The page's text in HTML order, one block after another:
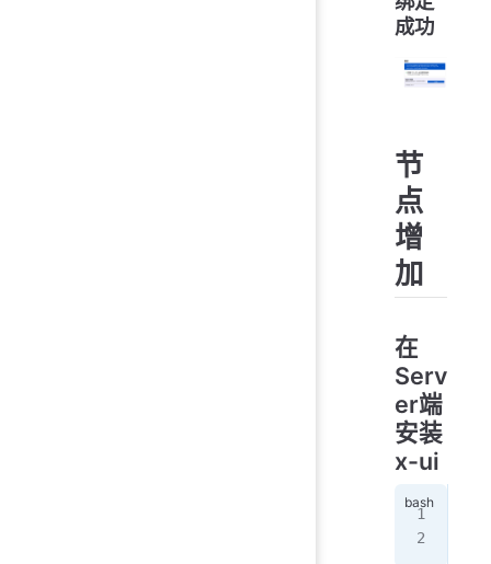
成功
节
点
增
加
在
Serv
er端
安装
x-ui